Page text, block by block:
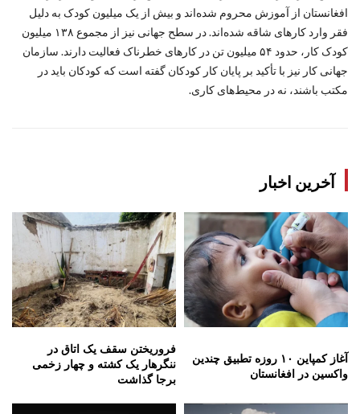
افغانستان از آموزش محروم شده‌اند و بیش از یک میلیون کودک به دلیل
فقر وارد کارهای شاقه شده‌اند. در سطح جهانی نیز از مجموع ۱۳۸ میلیون
کودک کار، حدود ۵۴ میلیون تن در کارهای خطرناک فعالیت دارند. سازمان
جهانی کار نیز با تأکید بر پایان کار کودکان گفته است که کودکان باید در
مکتب باشند، نه در محیط‌های کاری.
آخرین اخبار
آغاز کمپاین ۱۰ روزه تطبیق چندین
واکسین در افغانستان
فروریختن سقف یک اتاق در
ننگرهار یک کشته و چهار زخمی
برجا گذاشت